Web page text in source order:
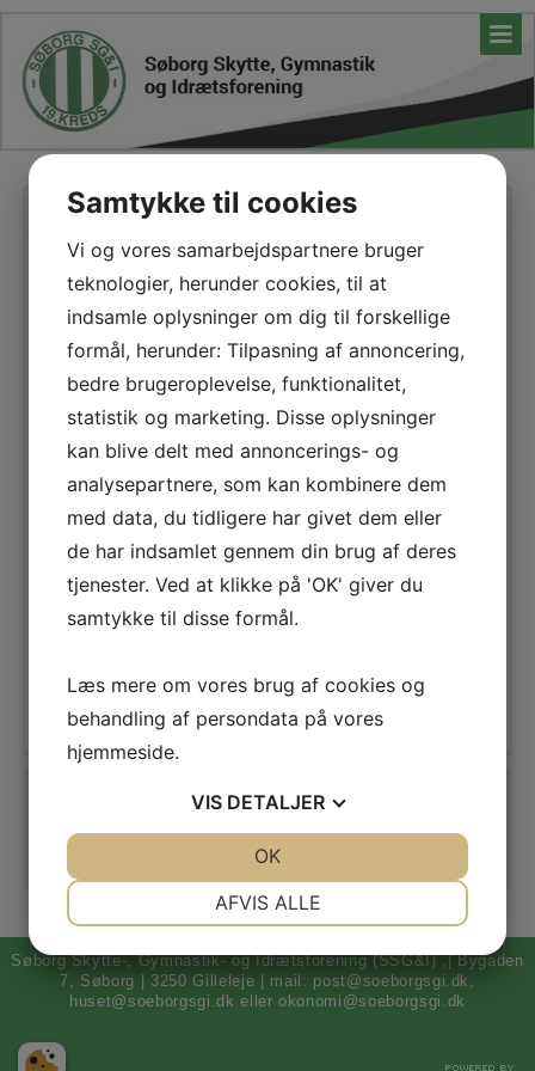
Ønsker du at hjælpe til
ølsmagning
Hvad kan du
hjælpe med:
Finde ud af, hvem
næste gang og
kontakte dem.
Skrive omtale til
aviserne, og på
Facebook.
Dække borde og
Rydde op efter arrangementet og vaske glas
af (med opvaskemaskinen).
Tilmeld dig her
Søborg Skytte-, Gymnastik- og Idrætsforening (SSG&I) ,| Bygaden
7, Søborg | 3250 Gilleleje | mail: post@soeborgsgi.dk,
huset@soeborgsgi.dk eller okonomi@soeborgsgi.dk
Samtykke til cookies
Vi og vores samarbejdspartnere bruger
teknologier, herunder cookies, til at
indsamle oplysninger om dig til forskellige
formål, herunder: Tilpasning af annoncering,
bedre brugeroplevelse, funktionalitet,
statistik og marketing. Disse oplysninger
kan blive delt med annoncerings- og
analysepartnere, som kan kombinere dem
med data, du tidligere har givet dem eller
de har indsamlet gennem din brug af deres
tjenester. Ved at klikke på 'OK' giver du
samtykke til disse formål.
Læs mere om vores brug af cookies og
behandling af persondata på vores
hjemmeside.
VIS DETALJER
MARKETING STATISTIK
AFVIS ALLE
OK